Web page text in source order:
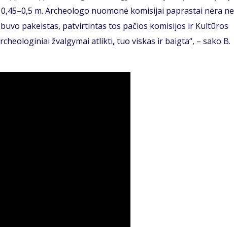
m. Archeologo nuomonė komisijai paprastai nėra
pakeistas, patvirtintas tos pačios komisijos ir Kultūros
žvalgymai atlikti, tuo viskas ir baigta“, – sako B.